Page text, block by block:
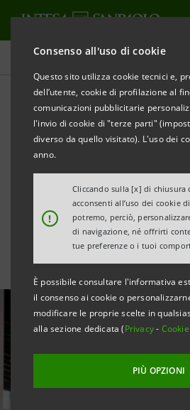
Consenso all'uso di cookie
Questo sito utilizza cookie tecnici e,
dell’utente, cookie di profilazione al
comunicazioni pubblicitarie
l'invio di cookie di "terze parti"
diverso da quello visitato). L'uso dei
anno.
!
Cliccando sulla [x] di chiusura
acconsenti all’uso dei cookie
potremo, perciò,
di navigazione, né offrirti
tue preferenze o i tuoi
È possibile consultare l'informativa
il consenso ai cookie o
modificare le proprie scelte in
alla sezione dedicata (Privacy-
PIÙ OPZIONI
Tutte le news
Intesa
Sociale:
impatto
realtà